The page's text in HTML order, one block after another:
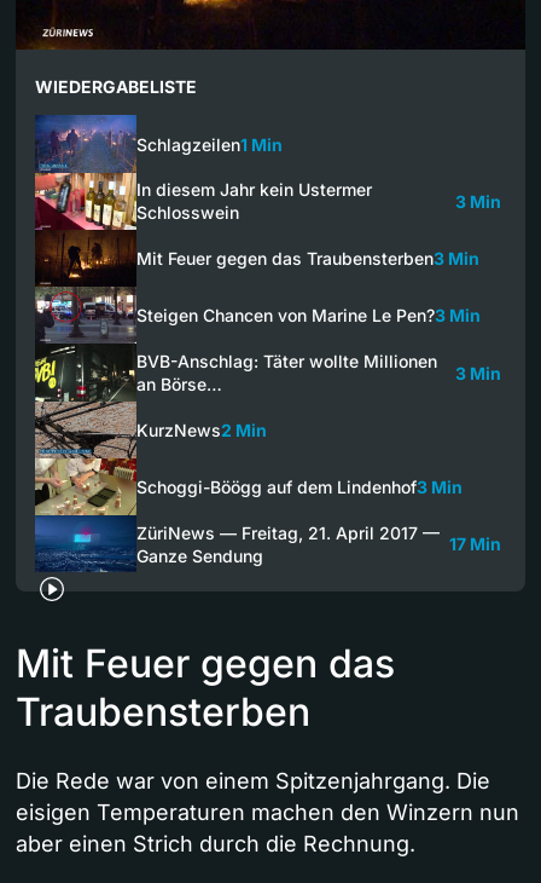
WIEDERGABELISTE
Schlagzeilen1 Min
In diesem Jahr kein Ustermer
Schlosswein
3 Min
Mit Feuer gegen das Traubensterben3 Min
Steigen Chancen von Marine Le Pen?3 Min
BVB-Anschlag: Täter wollte Millionen
an Börse…
3 Min
KurzNews2 Min
Schoggi-Böögg auf dem Lindenhof3 Min
ZüriNews — Freitag, 21. April 2017 —
Ganze Sendung
17 Min
Mit Feuer gegen das
Traubensterben
Die Rede war von einem Spitzenjahrgang. Die
eisigen Temperaturen machen den Winzern nun
aber einen Strich durch die Rechnung.